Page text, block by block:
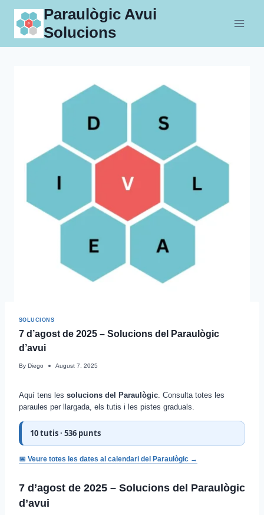
content
Paraulògic Avui
Solucions
SOLUCIONS
7 d’agost de 2025 – Solucions del Paraulògic
d’avui
By Diego August 7, 2025
Aquí tens les solucions del Paraulògic . Consulta totes les
paraules per llargada, els tutis i les pistes graduals.
10 tutis · 536 punts
📅 Veure totes les dates al calendari del Paraulògic →
7 d’agost de 2025 – Solucions del Paraulògic
d’avui